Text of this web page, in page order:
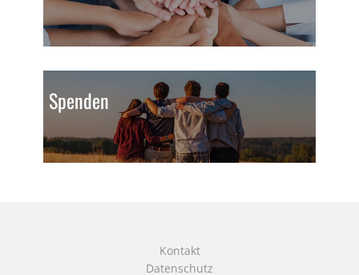
Spenden
Kontakt
Datenschutz